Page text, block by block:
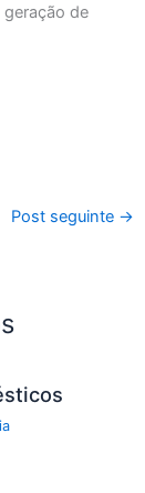
de
Post seguinte →